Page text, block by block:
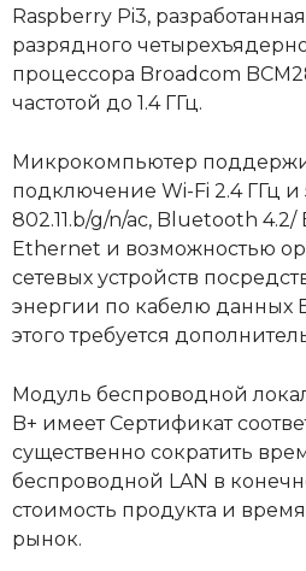
Raspberry Pi3,
разрядного
процессора Broadcom
частотой до 1.4 ГГц.
Микрокомпьютер
подключение Wi-Fi 2.4 ГГц и
802.11.b/g/n/ac, Bluetooth
Ethernet и возможностью
сетевых устройств
энергии по кабелю данных
этого требуется
Модуль беспроводной
B+ имеет Сертификат
существенно сократить
беспроводной LAN в
стоимость продукта и
рынок.